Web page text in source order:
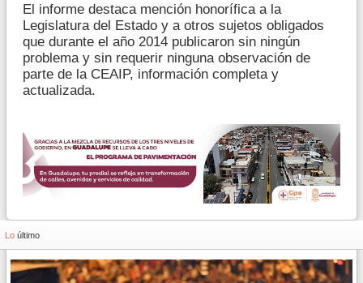
El informe destaca mención honorífica a la
Legislatura del Estado y a otros sujetos obligados
que durante el año 2014 publicaron sin ningún
problema y sin requerir ninguna observación de
parte de la CEAIP, información completa y
actualizada.
Lo último